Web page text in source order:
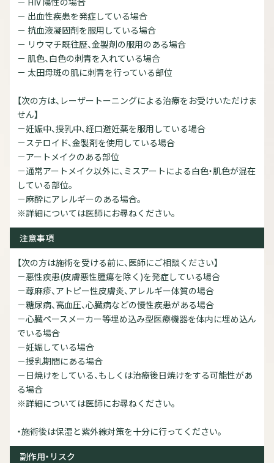
－ 出血性疾患を発症している場合
－ 抗血液凝固剤を服用している場合
－ リウマチ既往歴、金製剤の服用のある場合
－ 肌色、白色の刺青を入れている場合
－ 太田母斑の肌に刺青を行っている部位
【次の方は、レーザートーニングによる治療をお受けいただけま
せん】
－妊娠中、授乳中、経口避妊薬を服用している場合
－ステロイド、金製剤を使用している場合
－アートメイクのある部位
－通常アートメイク以外に、ミスアートによる白色・肌色が混在
している部位。
－麻酔にアレルギーのある場合。
※詳細については医師にお尋ねください。
注意事項
【次の方は施術を受ける前に、医師にご相談ください】
－悪性疾患(皮膚悪性腫瘍を除く)を発症している場合
－蕁麻疹、アトピー性皮膚炎、アレルギー体質の場合
－糖尿病、高血圧、心臓病などの慢性疾患がある場合
－心臓ペースメーカー等埋め込み型医療機器を体内に埋め込ん
でいる場合
－妊娠している場合
－授乳期間にある場合
－日焼けをしている、もしくは治療後日焼けをする可能性があ
る場合
※詳細については医師にお尋ねください。
・施術後は保湿と紫外線対策を十分に行ってください。
副作用・リスク